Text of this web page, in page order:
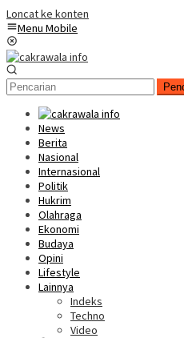
Loncat ke konten
Menu Mobile
News
Berita
Nasional
Internasional
Politik
Hukrim
Olahraga
Ekonomi
Budaya
Opini
Lifestyle
Lainnya
Indeks
Techno
Video